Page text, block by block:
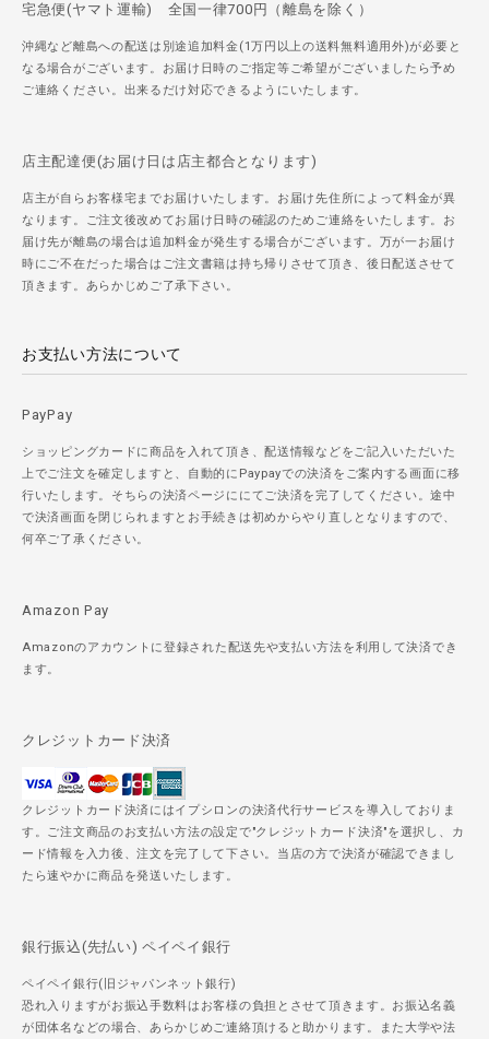
宅急便(ヤマト運輸) 全国一律700円（離島を除く）
沖縄など離島への配送は別途追加料金(1万円以上の送料無料適用外)が必要と
なる場合がございます。お届け日時のご指定等ご希望がございましたら予め
ご連絡ください。出来るだけ対応できるようにいたします。
店主配達便(お届け日は店主都合となります)
店主が自らお客様宅までお届けいたします。お届け先住所によって料金が異
なります。ご注文後改めてお届け日時の確認のためご連絡をいたします。お
届け先が離島の場合は追加料金が発生する場合がございます。万が一お届け
時にご不在だった場合はご注文書籍は持ち帰りさせて頂き、後日配送させて
頂きます。あらかじめご了承下さい。
お支払い方法について
PayPay
ショッピングカードに商品を入れて頂き、配送情報などをご記入いただいた
上でご注文を確定しますと、自動的にPaypayでの決済をご案内する画面に移
行いたします。そちらの決済ページににてご決済を完了してください。途中
で決済画面を閉じられますとお手続きは初めからやり直しとなりますので、
何卒ご了承ください。
Amazon Pay
Amazonのアカウントに登録された配送先や支払い方法を利用して決済でき
ます。
クレジットカード決済
クレジットカード決済にはイプシロンの決済代行サービスを導入しておりま
す。ご注文商品のお支払い方法の設定で"クレジットカード決済"を選択し、カ
ード情報を入力後、注文を完了して下さい。当店の方で決済が確認できまし
たら速やかに商品を発送いたします。
銀行振込(先払い) ペイペイ銀行
ペイペイ銀行(旧ジャパンネット銀行)
恐れ入りますがお振込手数料はお客様の負担とさせて頂きます。お振込名義
が団体名などの場合、あらかじめご連絡頂けると助かります。また大学や法